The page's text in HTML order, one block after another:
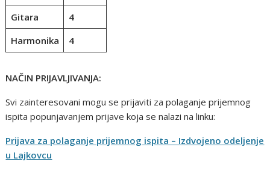
Gitara
4
Harmonika
4
NAČIN PRIJAVLJIVANJA:
Svi zainteresovani mogu se prijaviti za polaganje prijemnog
ispita popunjavanjem prijave koja se nalazi na linku:
Prijava za polaganje prijemnog ispita – Izdvojeno odeljenje
u Lajkovcu